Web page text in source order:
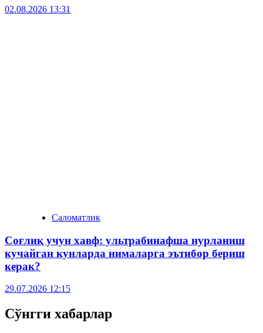
02.08.2026 13:31
Саломатлик
Соғлиқ учун хавф: ультрабинафша нурланиш
кучайган кунларда нималарга эътибор бериш
керак?
29.07.2026 12:15
Сўнгги хабарлар